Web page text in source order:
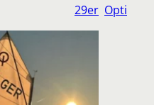
29er Opti